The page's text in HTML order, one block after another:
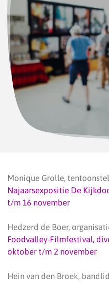
Monique Grolle,
Najaarsexpositie De
t/m 16 november
Hedzerd de Boer,
Foodvalley-Filmfestival,
oktober t/m 2 november
Hein van den Broek,